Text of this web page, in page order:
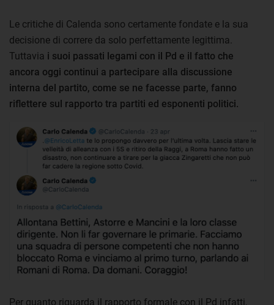
Le critiche di Calenda sono certamente fondate e la sua
decisione di correre da solo perfettamente legittima.
Tuttavia i suoi passati legami con il Pd e il fatto che
ancora oggi continui a partecipare alla discussione
interna del partito, come se ne facesse parte, fanno
riflettere sul rapporto tra partiti ed esponenti politici.
Per quanto riguarda il rapporto formale con il Pd infatti,